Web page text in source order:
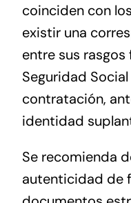
coinciden con
existir una
entre sus
Seguridad
contratación,
identidad
Se recomienda
autenticidad de